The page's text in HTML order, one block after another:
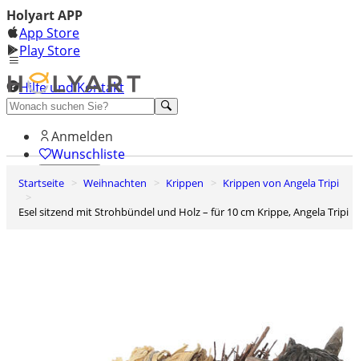
Holyart APP
App Store
Play Store
Hilfe und Kontakt
Entdecken Sie Premium
Anmelden
Wunschliste
0
Startseite Weihnachten Krippen
Krippen von Angela Tripi
Esel sitzend mit Strohbündel und Holz – für 10 cm Krippe, Angela Tripi